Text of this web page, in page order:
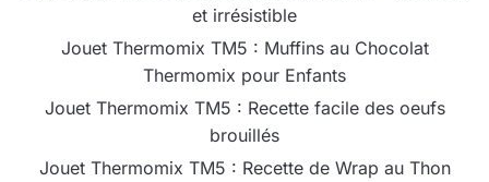
et irrésistible
Jouet Thermomix TM5 : Muffins au Chocolat
Thermomix pour Enfants
Jouet Thermomix TM5 : Recette facile des oeufs
brouillés
Jouet Thermomix TM5 : Recette de Wrap au Thon